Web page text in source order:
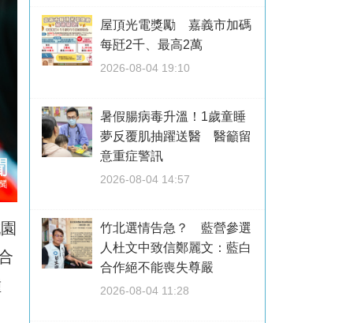
屋頂光電獎勵 嘉義市加碼
每瓩2千、最高2萬
2026-08-04 19:10
暑假腸病毒升溫！1歲童睡
夢反覆肌抽躍送醫 醫籲留
意重症警訊
2026-08-04 14:57
竹北選情告急？ 藍營參選
人杜文中致信鄭麗文：藍白
合作絕不能喪失尊嚴
2026-08-04 11:28